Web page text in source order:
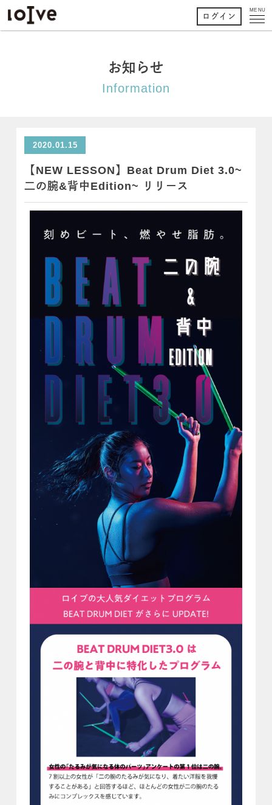
MENU
ログイン
お知らせ
Information
2020.01.15
【NEW LESSON】Beat Drum Diet 3.0~
二の腕&背中Edition~ リリース